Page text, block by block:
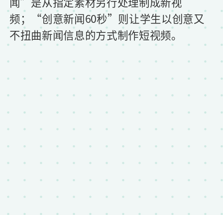
频；“创意新闻60秒”则让学生以创意又
不扭曲新闻信息的方式制作短视频。